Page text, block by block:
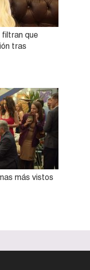
filtran que
tras
más vistos